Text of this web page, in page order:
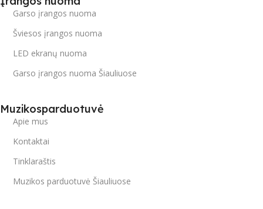
Garso įrangos nuoma
Šviesos įrangos nuoma
LED ekranų nuoma
Garso įrangos nuoma Šiauliuose
Muzikosparduotuvė
Apie mus
Kontaktai
Tinklaraštis
Muzikos parduotuvė Šiauliuose